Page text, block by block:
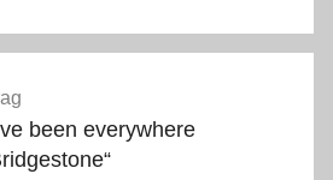
been everywhere